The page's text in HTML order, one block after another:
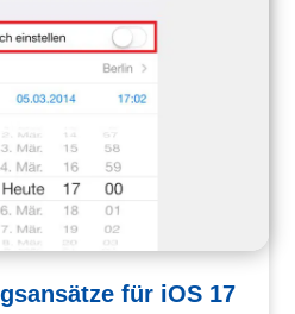
für iOS 17